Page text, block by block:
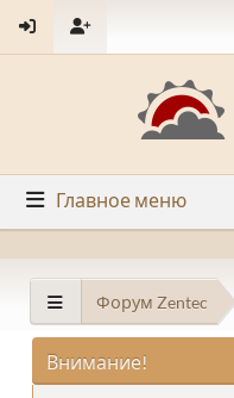
Главное меню
Форум Zentec
Внимание!